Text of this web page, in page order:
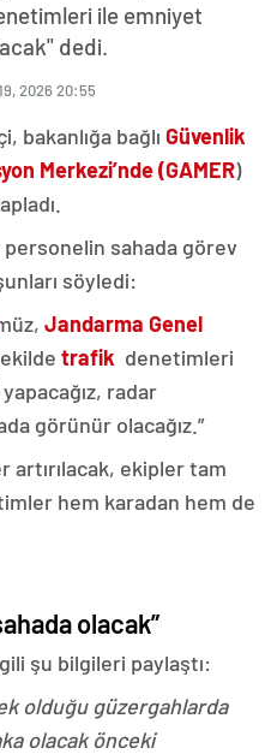
ile emniyet
dedi.
2026 20:55
bakanlığa bağlı Güvenlik
Merkezi’nde (GAMER)
sahada görev
söyledi:
Jandarma Genel
trafik denetimleri
radar
görünür olacağız.”
ekipler tam
hem karadan hem de
olacak”
şu bilgileri paylaştı:
olduğu güzergahlarda
olacak önceki